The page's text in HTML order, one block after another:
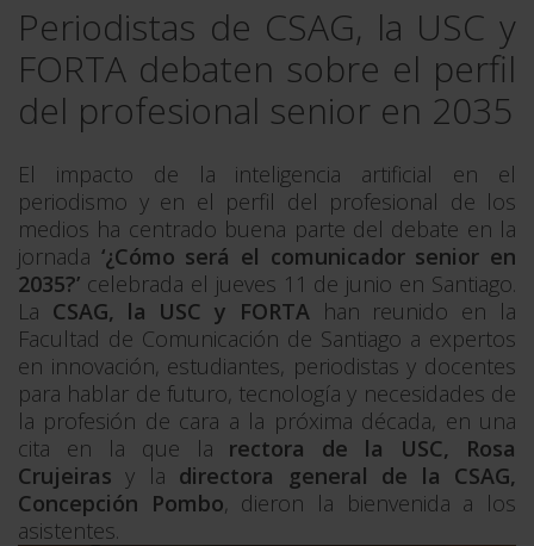
Periodistas de CSAG, la USC y
FORTA debaten sobre el perfil
del profesional senior en 2035
El impacto de la inteligencia artificial en el
periodismo y en el perfil del profesional de los
medios ha centrado buena parte del debate en la
jornada ‘¿Cómo será el comunicador senior en
2035?’ celebrada el jueves 11 de junio en Santiago.
La CSAG, la USC y FORTAhan reunido en la
Facultad de Comunicación de Santiago a expertos
en innovación, estudiantes, periodistas y docentes
para hablar de futuro, tecnología y necesidades de
la profesión de cara a la próxima década, en una
cita en la que la rectora de la USC, Rosa
Crujeiras y la directora general de la CSAG,
Concepción Pombo, dieron la bienvenida a los
asistentes.